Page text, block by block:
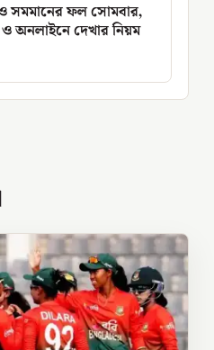
সমমানের ফল সোমবার,
দেখার নিয়ম